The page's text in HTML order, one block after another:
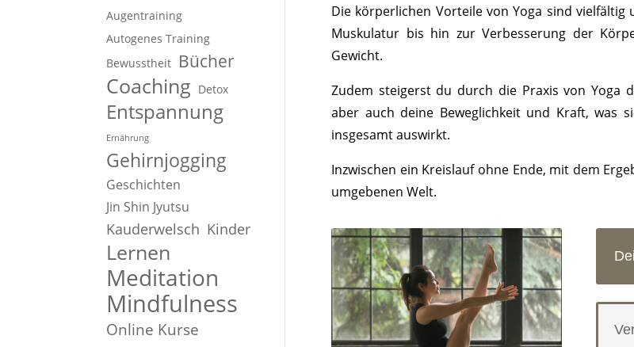
Die körperlichen Vorteile von Yoga sind
Muskulatur bis hin zur Verbesserung der
Gewicht.
Zudem steigerst du durch die Praxis von Yoga
aber auch deine Beweglichkeit und Kraft, was
insgesamt auswirkt.
Inzwischen ein Kreislauf ohne Ende, mit dem
umgebenen Welt.
Augentraining
Autogenes Training
Bewusstheit Bücher
Coaching Detox
Entspannung
Ernährung
Gehirnjogging
Geschichten
Jin Shin Jyutsu
Kauderwelsch Kinder
Lernen
Meditation
Mindfulness
Online Kurse